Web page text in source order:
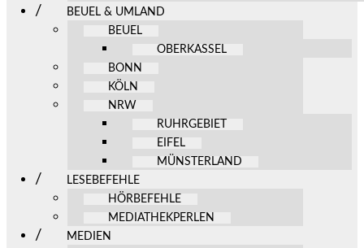
BEUEL & UMLAND
BEUEL
OBERKASSEL
BONN
KÖLN
NRW
RUHRGEBIET
EIFEL
MÜNSTERLAND
LESEBEFEHLE
HÖRBEFEHLE
MEDIATHEKPERLEN
MEDIEN